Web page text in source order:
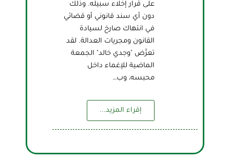
على قرار إخلاء سبيله. وذلك
دون أي سند قانوني أو قضائي
في انتهاك صارخ لسيادة
القانون ومجريات العدالة. لقد
تعرَّض "وجدي خالد" الجمعة
الماضية للإغماء داخل
محبسه، وب…
إقراء المزيد...